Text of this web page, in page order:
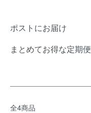
グループ一覧
ポストにお届け
まとめてお得な定期便
全4商品